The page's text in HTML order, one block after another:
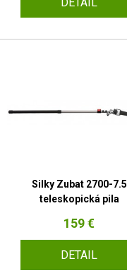
Silky Zubat 2700-7.5
teleskopická pila
159 €
DETAIL